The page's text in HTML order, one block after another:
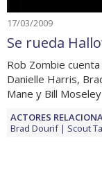
17/03/2009
Se rueda
Rob Zombie
Danielle Harris,
Mane y Bill Moseley
ACTORES
Brad Dourif
Scout